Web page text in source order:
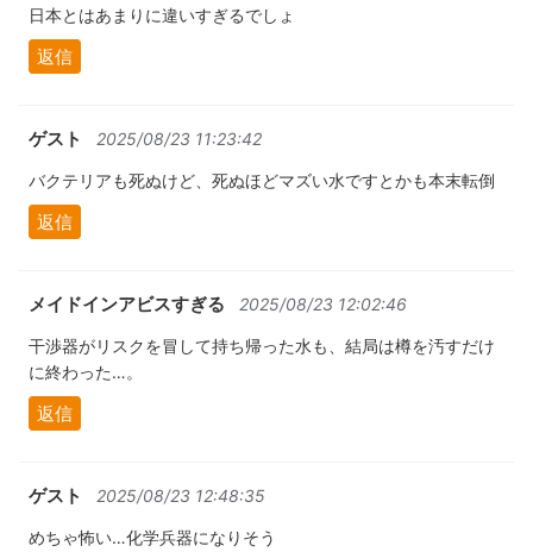
日本とはあまりに違いすぎるでしょ
返信
ゲスト 2025/08/23 11:23:42
バクテリアも死ぬけど、死ぬほどマズい水ですとかも本末転倒
返信
メイドインアビスすぎる 2025/08/23 12:02:46
干渉器がリスクを冒して持ち帰った水も、結局は樽を汚すだけ
に終わった…。
返信
ゲスト 2025/08/23 12:48:35
めちゃ怖い…化学兵器になりそう